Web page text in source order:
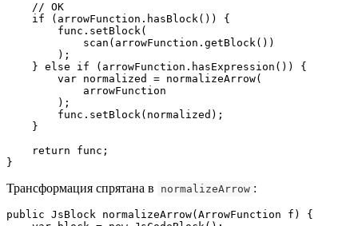
// OK
if (arrowFunction.hasBlock()) {
func.setBlock(
scan(arrowFunction.getBlock())
);
} else if (arrowFunction.hasExpression()) {
var normalized = normalizeArrow(
arrowFunction
);
func.setBlock(normalized);
}
return func;
}
Трансформация спрятана в normalizeArrow :
public JsBlock normalizeArrow(ArrowFunction f) {